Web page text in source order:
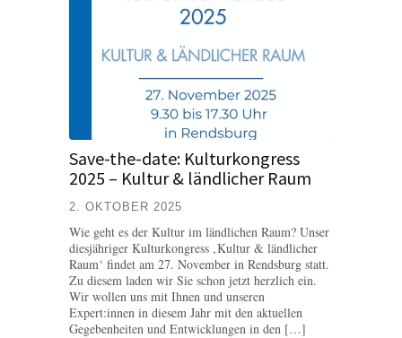
Save-the-date: Kulturkongress
2025 – Kultur & ländlicher Raum
2. OKTOBER 2025
Wie geht es der Kultur im ländlichen Raum? Unser
diesjähriger Kulturkongress ‚Kultur & ländlicher
Raum‘ findet am 27. November in Rendsburg statt.
Zu diesem laden wir Sie schon jetzt herzlich ein.
Wir wollen uns mit Ihnen und unseren
Expert:innen in diesem Jahr mit den aktuellen
Gegebenheiten und Entwicklungen in den […]